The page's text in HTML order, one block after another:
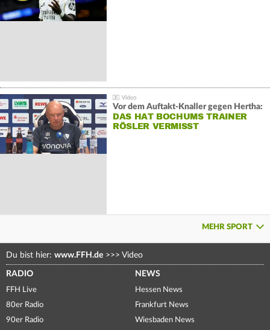
Vor dem Auftakt-Knaller gegen Hertha:
DAS HAT BOCHUMS TRAINER
RÖSLER VERMISST
MEHR SPORT
Du bist hier: www.FFH.de >>> Video
RADIO
FFH Live
80er Radio
90er Radio
NEWS
Hessen News
Frankfurt News
Wiesbaden News